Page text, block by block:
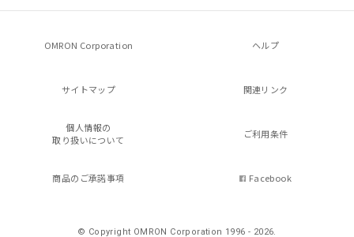
OMRON Corporation ヘルプ
サイトマップ 関連リンク
個人情報の
取り扱いについて
ご利用条件
商品のご承諾事項 Facebook
© Copyright OMRON Corporation 1996 - 2026.